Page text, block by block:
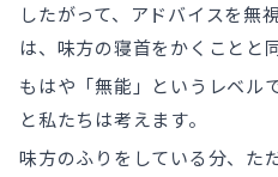
したがって、アドバイスを無
は、味方の寝首をかくことと
もはや「無能」というレベル
と私たちは考えます。
味方のふりをしている分、た